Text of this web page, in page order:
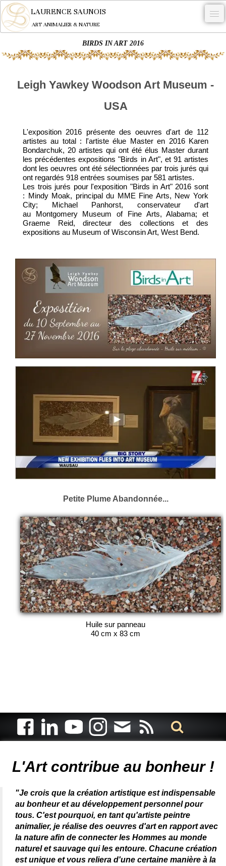
LAURENCE SAUNOIS
ART ANIMALIER & NATURE
-
OEUVRES
COMMANDE
L'ARTISTE.
NEWS
CONTACT
Français
0
BIRDS IN ART 2016
Leigh Yawkey Woodson Art Museum -
USA
L'exposition 2016 présente des oeuvres d'art de 112
artistes au total : l'artiste élue Master en 2016 Karen
Bondarchuk, 20 artistes qui ont été élus Master durant
les précédentes expositions "Birds in Art", et 91 artistes
dont les oeuvres ont été sélectionnées par trois jurés qui
ont regardés 918 entrées soumises par 581 artistes.
Les trois jurés pour l'exposition "Birds in Art" 2016 sont
: Mindy Moak, principal du MME Fine Arts, New York
City; Michael Panhorst, conservateur d'art
au Montgomery Museum of Fine Arts, Alabama; et
Graeme Reid, directeur des collections et des
expositions au Museum of Wisconsin Art, West Bend.
Petite Plume Abandonnée...
Huile sur panneau
40 cm x 83 cm
L'Art contribue au bonheur !
"Je crois que la création artistique est indispensable
au bonheur et au développement personnel pour
tous. C'est pourquoi, en tant qu'artiste peintre
animalier, je réalise des oeuvres d'art en rapport avec
la nature afin de connecter les Hommes au monde
naturel et sauvage qui les entoure. Chacune création
est unique et vous reliera d'une certaine manière à la